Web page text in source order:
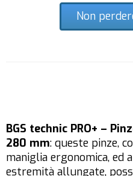
Non
BGS technic PRO+ –
280 mm: queste pinze,
maniglia ergonomica, ed
estremità allungate,